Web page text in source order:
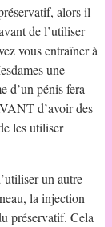
alors il
de l’utiliser
vous entraîner à
une
d’un pénis fera
d’avoir des
les utiliser
un autre
la injection
préservatif. Cela